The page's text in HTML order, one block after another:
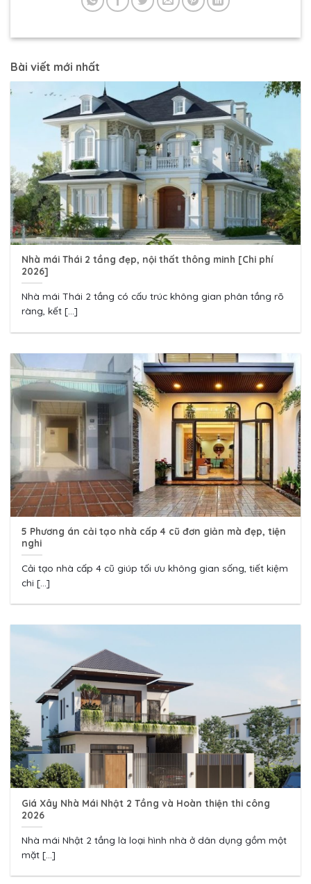
Bài viết mới nhất
Nhà mái Thái 2 tầng đẹp, nội thất thông minh [Chi phí
2026]
Nhà mái Thái 2 tầng có cấu trúc không gian phân tầng rõ
ràng, kết [...]
5 Phương án cải tạo nhà cấp 4 cũ đơn giản mà đẹp, tiện
nghi
Cải tạo nhà cấp 4 cũ giúp tối ưu không gian sống, tiết kiệm
chi [...]
Giá Xây Nhà Mái Nhật 2 Tầng và Hoàn thiện thi công
2026
Nhà mái Nhật 2 tầng là loại hình nhà ở dân dụng gồm một
mặt [...]